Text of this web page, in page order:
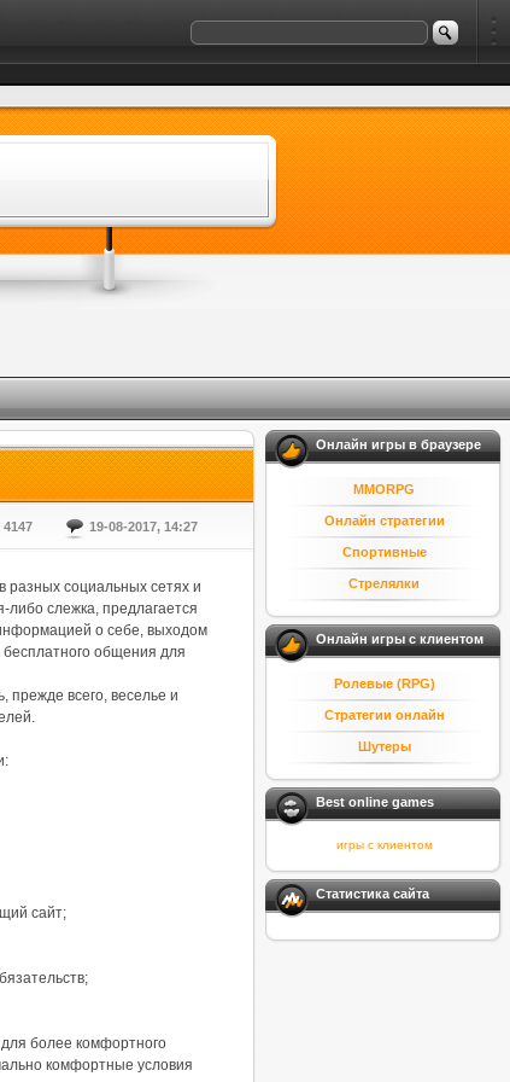
19-08-2017, 14:27
4147
разных социальных сетях и
либо слежка, предлагается
о себе, выходом
общения для
прежде всего, веселье и
сайт;
более комфортного
комфортные условия
Онлайн игры в браузере
MMORPG
Онлайн стратегии
Спортивные
Стрелялки
Онлайн игры с клиентом
Ролевые (RPG)
Стратегии онлайн
Шутеры
Best online games
игры с клиентом
Статистика сайта